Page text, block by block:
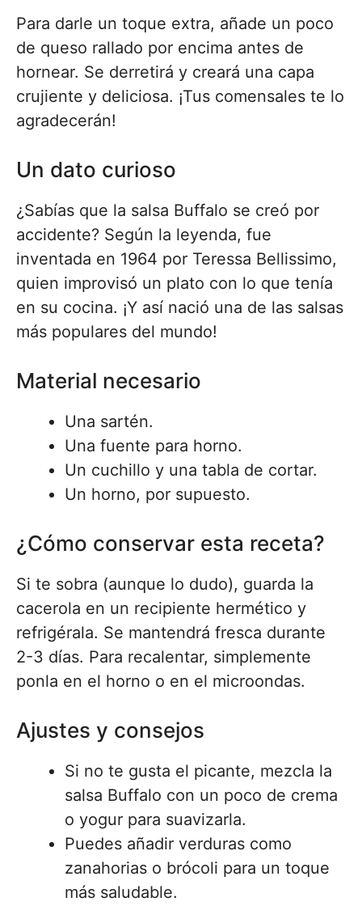
Para darle un toque extra, añade un poco
de queso rallado por encima antes de
hornear. Se derretirá y creará una capa
crujiente y deliciosa. ¡Tus comensales te lo
agradecerán!
Un dato curioso
¿Sabías que la salsa Buffalo se creó por
accidente? Según la leyenda, fue
inventada en 1964 por Teressa Bellissimo,
quien improvisó un plato con lo que tenía
en su cocina. ¡Y así nació una de las salsas
más populares del mundo!
Material necesario
Una sartén.
Una fuente para horno.
Un cuchillo y una tabla de cortar.
Un horno, por supuesto.
¿Cómo conservar esta receta?
Si te sobra (aunque lo dudo), guarda la
cacerola en un recipiente hermético y
refrigérala. Se mantendrá fresca durante
2-3 días. Para recalentar, simplemente
ponla en el horno o en el microondas.
Ajustes y consejos
Si no te gusta el picante, mezcla la
salsa Buffalo con un poco de crema
o yogur para suavizarla.
Puedes añadir verduras como
zanahorias o brócoli para un toque
más saludable.